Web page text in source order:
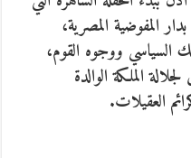
المفوضية المصرية،
السياسي ووجوه القوم،
الملكة الوالدة
العقيلات.